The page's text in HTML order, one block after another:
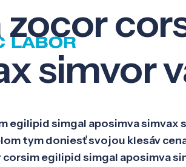
zocor
simvor
egilipid simgal aposimva
tym doniesť svojou klesáv
corsim egilipid simgal aposimva